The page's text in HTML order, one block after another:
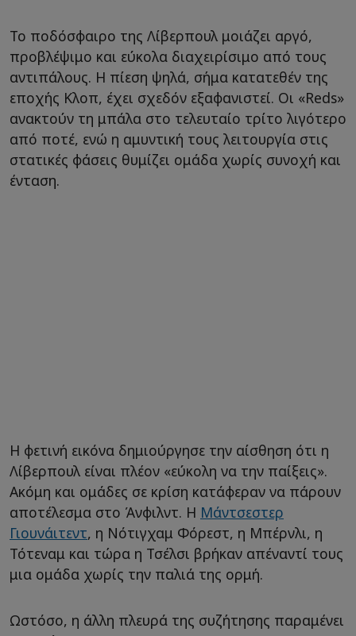
Το ποδόσφαιρο της Λίβερπουλ μοιάζει αργό,
προβλέψιμο και εύκολα διαχειρίσιμο από τους
αντιπάλους. Η πίεση ψηλά, σήμα κατατεθέν της
εποχής Κλοπ, έχει σχεδόν εξαφανιστεί. Οι «Reds»
ανακτούν τη μπάλα στο τελευταίο τρίτο λιγότερο
από ποτέ, ενώ η αμυντική τους λειτουργία στις
στατικές φάσεις θυμίζει ομάδα χωρίς συνοχή και
ένταση.
Η φετινή εικόνα δημιούργησε την αίσθηση ότι η
Λίβερπουλ είναι πλέον «εύκολη να την παίξεις».
Ακόμη και ομάδες σε κρίση κατάφεραν να πάρουν
αποτέλεσμα στο Άνφιλντ. Η Μάντσεστερ
Γιουνάιτεντ, η Νότιγχαμ Φόρεστ, η Μπέρνλι, η
Τότεναμ και τώρα η Τσέλσι βρήκαν απέναντί τους
μια ομάδα χωρίς την παλιά της ορμή.
Ωστόσο, η άλλη πλευρά της συζήτησης παραμένει